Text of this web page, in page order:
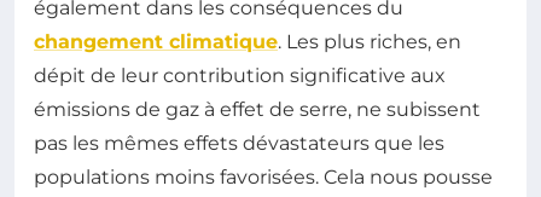
également dans les conséquences du
changement climatique. Les plus riches, en
dépit de leur contribution significative aux
émissions de gaz à effet de serre, ne subissent
pas les mêmes effets dévastateurs que les
populations moins favorisées. Cela nous pousse